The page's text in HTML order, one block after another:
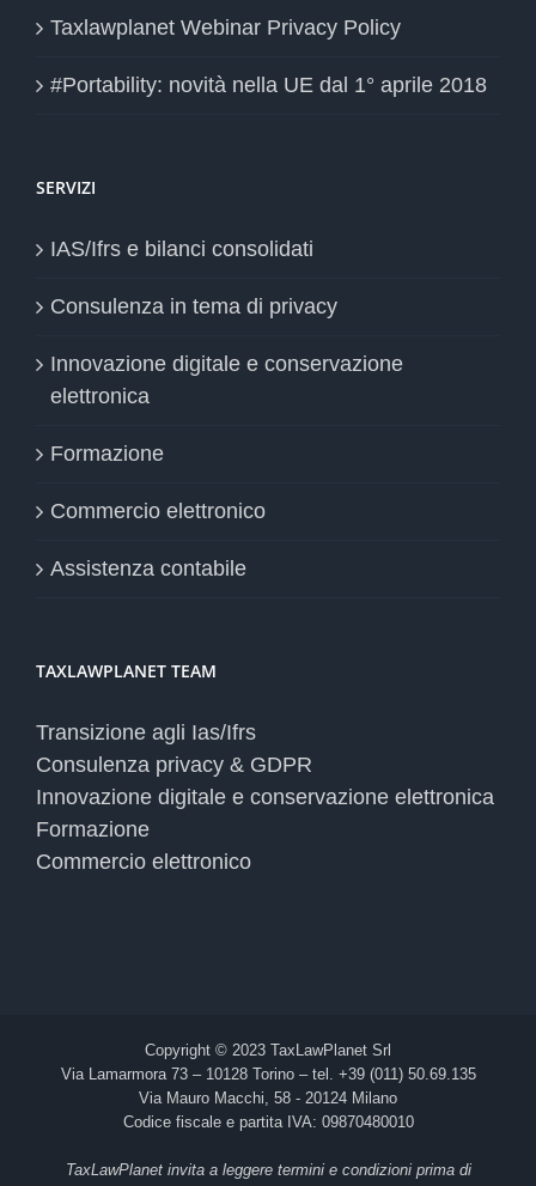
Taxlawplanet Webinar Privacy Policy
#Portability: novità nella UE dal 1° aprile 2018
SERVIZI
IAS/Ifrs e bilanci consolidati
Consulenza in tema di privacy
Innovazione digitale e conservazione
elettronica
Formazione
Commercio elettronico
Assistenza contabile
TAXLAWPLANET TEAM
Transizione agli Ias/Ifrs
Consulenza privacy & GDPR
Innovazione digitale e conservazione elettronica
Formazione
Commercio elettronico
Copyright © 2023 TaxLawPlanet Srl
Via Lamarmora 73 – 10128 Torino – tel. +39 (011) 50.69.135
Via Mauro Macchi, 58 - 20124 Milano
Codice fiscale e partita IVA: 09870480010
TaxLawPlanet invita a leggere termini e condizioni prima di